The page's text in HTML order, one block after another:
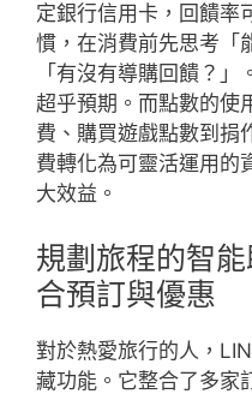
定銀行信用卡，回饋率
慣，在消費前先思考「
「有沒有導購回饋？
超乎預期。而點數的使
費、購買遊戲點數到捐
費轉化為可靈活運用的
大效益。
規劃旅程的智
合預訂與優惠
對於熱愛旅行的人，
藏功能。它整合了多家